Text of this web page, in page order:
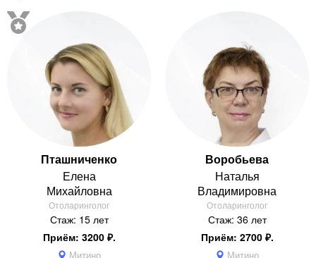
Пташниченко
Елена
Михайловна
Отоларинголог
Стаж: 15 лет
Приём: 3200 ₽.
Митино
Воробьева
Наталья
Владимировна
Отоларинголог
Стаж: 36 лет
Приём: 2700 ₽.
Митино